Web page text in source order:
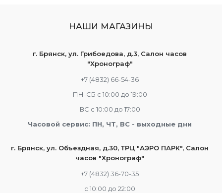
НАШИ МАГАЗИНЫ
г. Брянск, ул. Грибоедова, д.3, Салон часов
"Хронограф"
+7 (4832) 66-54-36
ПН-СБ с 10:00 до 19:00
ВС с 10:00 до 17:00
Часовой сервис: ПН, ЧТ, ВС - выходные дни
г. Брянск, ул. Объездная, д.30, ТРЦ "АЭРО ПАРК", Салон
часов "Хронограф"
+7 (4832) 36-70-35
c 10:00 до 22:00